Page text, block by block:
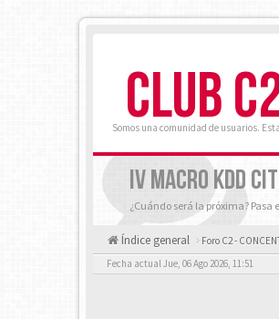
CLUB
Somos una comunidad de usuarios.
IV MACRO KDD
¿Cuándo será la próxima? Pasa
Índice general Foro C2 -
Fecha actual Jue, 06 Ago 2026, 11:51